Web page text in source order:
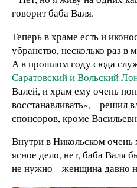
говорит баба Валя.
Теперь в храме есть и
убранство, несколько раз в
А в прошлом году сюда
Саратовский и Вольский
Валей, и храм ему очень
восстанавливать», – решил
спонсоров, кроме
Внутри в Никольском очень
ясное дело, нет, баба Валя
не нужно – женщина давно